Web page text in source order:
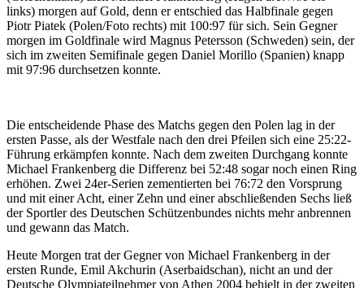
links) morgen auf Gold, denn er entschied das Halbfinale gegen
Piotr Piatek (Polen/Foto rechts) mit 100:97 für sich. Sein Gegner
morgen im Goldfinale wird Magnus Petersson (Schweden) sein, der
sich im zweiten Semifinale gegen Daniel Morillo (Spanien) knapp
mit 97:96 durchsetzen konnte.
Die entscheidende Phase des Matchs gegen den Polen lag in der
ersten Passe, als der Westfale nach den drei Pfeilen sich eine 25:22-
Führung erkämpfen konnte. Nach dem zweiten Durchgang konnte
Michael Frankenberg die Differenz bei 52:48 sogar noch einen Ring
erhöhen. Zwei 24er-Serien zementierten bei 76:72 den Vorsprung
und mit einer Acht, einer Zehn und einer abschließenden Sechs ließ
der Sportler des Deutschen Schützenbundes nichts mehr anbrennen
und gewann das Match.
Heute Morgen trat der Gegner von Michael Frankenberg in der
ersten Runde, Emil Akchurin (Aserbaidschan), nicht an und der
Deutsche Olympiateilnehmer von Athen 2004 behielt in der zweiten